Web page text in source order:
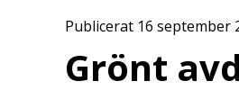
Publicerat 16 september
Grönt